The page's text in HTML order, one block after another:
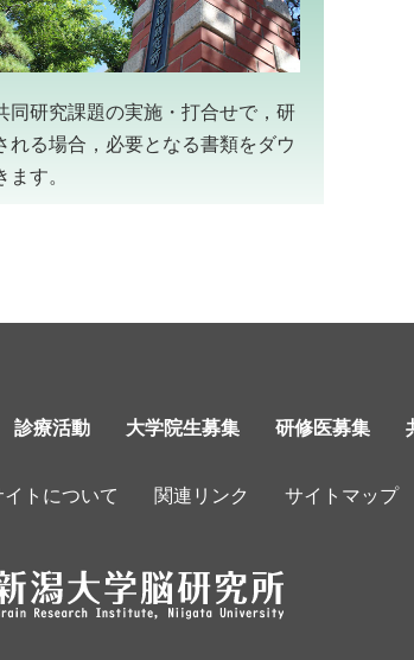
同研究課題の実施・打合せで，研
れる場合，必要となる書類をダウ
ます。
診療活動 大学院生募集 研修医募集
イトについて 関連リンク サイトマップ